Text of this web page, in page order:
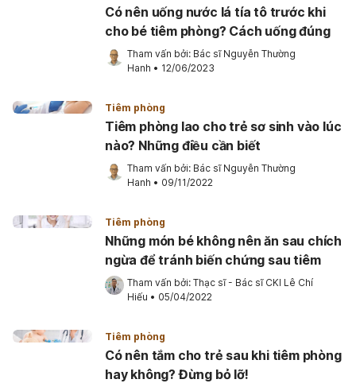
Có nên uống nước lá tía tô trước khi
cho bé tiêm phòng? Cách uống đúng
Tham vấn bởi: Bác sĩ Nguyễn Thường
Hanh • 12/06/2023
Tiêm phòng
Tiêm phòng lao cho trẻ sơ sinh vào lúc
nào? Những điều cần biết
Tham vấn bởi: Bác sĩ Nguyễn Thường
Hanh • 09/11/2022
Tiêm phòng
Những món bé không nên ăn sau chích
ngừa để tránh biến chứng sau tiêm
Tham vấn bởi: Thạc sĩ - Bác sĩ CKI Lê Chí
Hiếu • 05/04/2022
Tiêm phòng
Có nên tắm cho trẻ sau khi tiêm phòng
hay không? Đừng bỏ lỡ!